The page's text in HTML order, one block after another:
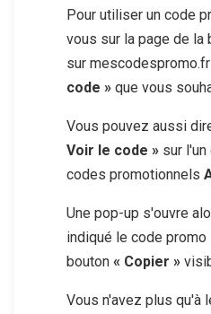
Pour utiliser un code
vous sur la page de la
sur
code » que vous
Vous pouvez aussi
Voir le code » sur
codes promotionnels
Une pop-up s'ouvre
indiqué le code
bouton « Copier »
Vous n'avez plus qu'à